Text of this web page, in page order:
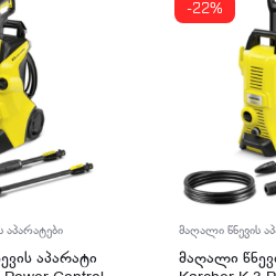
აპარატები
აპარატი
-22%
მაღალი წნევის
მაღალი